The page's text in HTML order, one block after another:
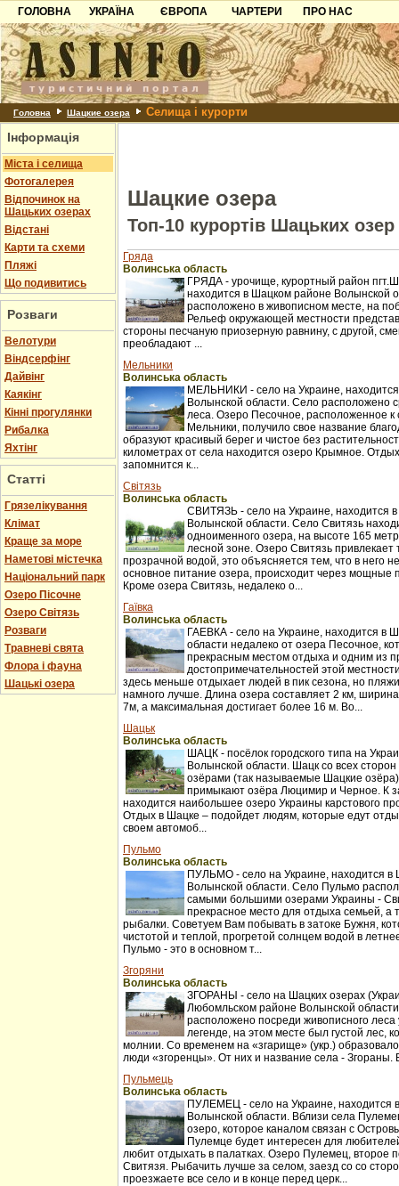
ГОЛОВНА
УКРАЇНА
Карпати
Азов
Причорноморря
Шацьк
ЄВРОПА
Чорногорія
Хорватія
Болгарія
Албанія
ЧАРТЕРИ
ПРО НАС
Контакти
Партнерам
Додати готель
Головна Шацкие озера Селища і курорти
Інформація
Міста і селища
Фотогалерея
Відпочинок на
Шацьких озерах
Відстані
Карти та схеми
Пляжі
Що подивитись
Розваги
Велотури
Віндсерфінг
Дайвінг
Каякінг
Кінні прогулянки
Рибалка
Яхтінг
Статті
Грязелікування
Клімат
Краще за море
Наметові містечка
Національний парк
Озеро Пісочне
Озеро Світязь
Розваги
Травневі свята
Флора і фауна
Шацькі озера
Шацкие озера
Топ-10 курортів Шацьких озер
Гряда
Волинська область
ГРЯДА - урочище, курортный район
находится в Шацком районе Волынской
расположено в живописном месте, на
Рельеф окружающей местности
стороны песчаную приозерную равнину, с другой,
преобладают ...
Мельники
Волинська область
МЕЛЬНИКИ - село на Украине,
Волынской области. Село расположено
леса. Озеро Песочное, расположенное к
Мельники, получило свое название
образуют красивый берег и чистое без
километрах от села находится озеро Крымное.
запомнится к...
Світязь
Волинська область
СВИТЯЗЬ - село на Украине, находится
Волынской области. Село Свитязь
одноименного озера, на высоте 165
лесной зоне. Озеро Свитязь привлекает
прозрачной водой, это объясняется тем, что в него
основное питание озера, происходит через мощные
Кроме озера Свитязь, недалеко о...
Гаївка
Волинська область
ГАЕВКА - село на Украине, находится в
области недалеко от озера Песочное,
прекрасным местом отдыха и одним из
достопримечательностей этой
здесь меньше отдыхает людей в пик сезона, но
намного лучше. Длина озера составляет 2 км,
7м, а максимальная достигает более 16 м. Во...
Шацьк
Волинська область
ШАЦК - посёлок городского типа на
Волынской области. Шацк со всех
озёрами (так называемые Шацкие
примыкают озёра Люцимир и Черное. К
находится наибольшее озеро Украины карстового
Отдых в Шацке – подойдет людям, которые едут
своем автомоб...
Пульмо
Волинська область
ПУЛЬМО - село на Украине, находится в
Волынской области. Село Пульмо
самыми большими озерами Украины -
прекрасное место для отдыха семьей, а
рыбалки. Советуем Вам побывать в затоке Бужня,
чистотой и теплой, прогретой солнцем водой в
Пульмо - это в основном т...
Згоряни
Волинська область
ЗГОРАНЫ - село на Шацких озерах
Любомльском районе Волынской
расположено посреди живописного леса
легенде, на этом месте был густой лес,
молнии. Со временем на «згарище» (укр.)
люди «згоренцы». От них и название села - Згораны.
Пульмець
Волинська область
ПУЛЕМЕЦ - село на Украине, находится
Волынской области. Вблизи села
озеро, которое каналом связан с
Пулемце будет интересен для
любит отдыхать в палатках. Озеро Пулемец, второе
Свитязя. Рыбачить лучше за селом, заезд со со
проезжаете все село и в конце перед церк...